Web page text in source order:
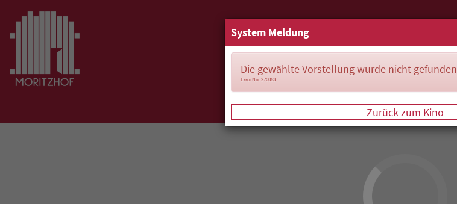
System Meldung
Die gewählte Vorstellung wurde nicht gefunden
ErrorNo. 270083
Zurück zum Kino